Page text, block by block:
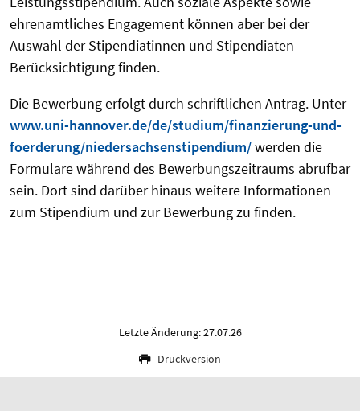
ehrenamtliches Engagement können aber bei der
Auswahl der Stipendiatinnen und Stipendiaten
Berücksichtigung finden.
Die Bewerbung erfolgt durch schriftlichen Antrag. Unter
www.uni-hannover.de/de/studium/finanzierung-und-
foerderung/niedersachsenstipendium/werden die
Formulare während des Bewerbungszeitraums abrufbar
sein. Dort sind darüber hinaus weitere Informationen
zum Stipendium und zur Bewerbung zu finden.
Letzte Änderung: 27.07.26
Druckversion